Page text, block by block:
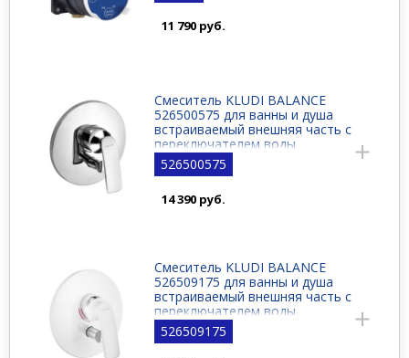
11 790 руб.
Смеситель KLUDI BALANCE
526500575 для ванны и душа
встраиваемый внешняя часть с
переключателем воды
526500575
14 390 руб.
Смеситель KLUDI BALANCE
526509175 для ванны и душа
встраиваемый внешняя часть с
переключателем воды
526509175